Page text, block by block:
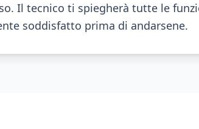
Il tecnico ti spiegherà tutte le
soddisfatto prima di andarsene.